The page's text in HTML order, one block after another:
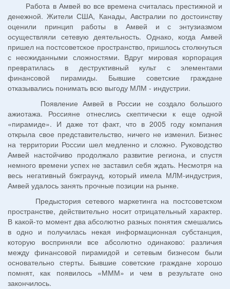
Работа в Амвей во все времена считалась престижной и
денежной. Жители США, Канады, Австралии по достоинству
оценили принцип работы в Амвей и с энтузиазмом
осуществляли сетевую деятельность. Однако, когда Амвей
пришел на постсоветское пространство, пришлось столкнуться
с неожиданными сложностями. Вдруг мировая корпорация
превратилась в деструктивный культ с элементами
финансовой пирамиды. Бывшие советские граждане
отказывались понимать всю выгоду МЛМ - индустрии.
Появление Амвей в России не создало большого
ажиотажа. Россияне отнеслись скептически к еще одной
«пирамиде». И даже тот факт, что в 2005 году компания
открыла свое представительство, ничего не изменил. Бизнес
на территории России шел медленно и сложно. Руководство
Амвей настойчиво продолжало развитие региона, и спустя
немного времени успех не заставил себя ждать. Несмотря на
весь негативный бэкграунд, который имела МЛМ-индустрия,
Амвей удалось занять прочные позиции на рынке.
Предыстория сетевого маркетинга на постсоветском
пространстве, действительно носит отрицательный характер.
В какой-то момент два абсолютно разных понятия смешались
в одно и получилась некая информационная субстанция,
которую восприняли все абсолютно одинаково: различия
между финансовой пирамидой и сетевым бизнесом были
основательно стерты. Бывшие советские граждане хорошо
помнят, как появилось «МММ» и чем в результате оно
закончилось.